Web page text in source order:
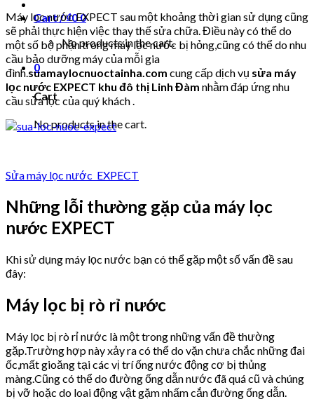
Cart /₫00
No products in the cart.
0
Cart
No products in the cart.
Máy lọc nước EXPECT sau một khoảng thời gian sử dụng cũng
sẽ phải thực hiện việc thay thế sửa chữa. Điều này có thể do
một số bộ phận trong máy lọc nước bị hỏng,cũng có thể do nhu
cầu bảo dưỡng máy của mỗi gia
đình.suamaylocnuoctainha.com cung cấp dịch vụ sửa máy
lọc nước EXPECT khu đô thị Linh Đàm nhằm đáp ứng nhu
cầu sửa lọc của quý khách .
Sửa máy lọc nước EXPECT
Những lỗi thường gặp của máy lọc
nước EXPECT
Khi sử dụng máy lọc nước bạn có thể gặp một số vấn đề sau
đây:
Máy lọc bị rò rỉ nước
Máy lọc bị rò rỉ nước là một trong những vấn đề thường
gặp.Trường hợp này xảy ra có thể do vặn chưa chắc những đai
ốc,mất gioăng tại các vị trí ống nước động cơ bị thủng
màng.Cũng có thể do đường ống dẫn nước đã quá cũ và chúng
bị vỡ hoặc do loai động vật gặm nhấm cắn đường ống dẫn.